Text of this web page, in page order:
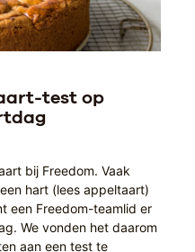
test op
bij Freedom. Vaak
hart (lees appeltaart)
een Freedom-teamlid er
We vonden het daarom
aan een test te